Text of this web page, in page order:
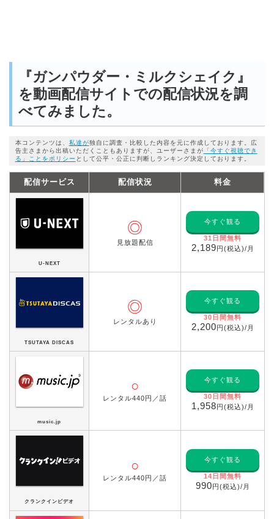
『ガンパウダー・ミルクシェイク』
を動画配信サイトでの配信状況を調
べてみました。
本コンテンツは、 私達が独自に調査・比較した内容を元に作成しております。広
告主さまから出稿いただくこともありますが、ユーザーさまが 「今すぐ視聴でき
る」ことをポリシー として公平・公正に判断しランキング決定しております。
配信サービス 配信状況 料金
U-NEXT
◎
見放題配信
今すぐ観る
31日間無料
2,189円(税込)/月
TSUTAYA DISCAS
◎
レンタルあり
今すぐ観る
30日間無料
2,200円(税込)/月
music.jp
○
レンタル440円／話
今すぐ観る
30日間無料
1,958円(税込)/月
クランクインビデオ
○
レンタル440円／話
今すぐ観る
14日間無料
990円(税込)/月